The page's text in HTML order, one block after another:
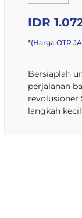
IDR
*(Harga OTR
Bersiaplah
perjalanan
revolusioner
langkah